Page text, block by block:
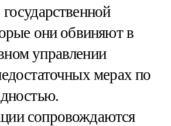
они обвиняют в
управлении
мерах по
сопровождаются